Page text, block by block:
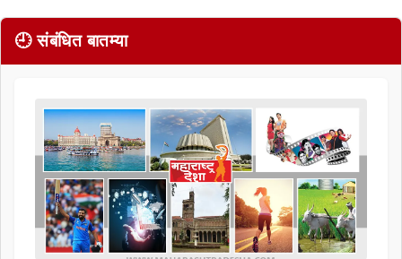
🕘 संबंधित बातम्या